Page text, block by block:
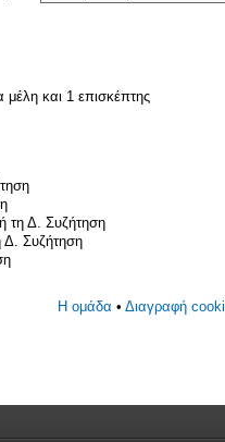
και 1 επισκέπτης
τη Δ. Συζήτηση
Δ. Συζήτηση
Η ομάδα • Διαγραφή